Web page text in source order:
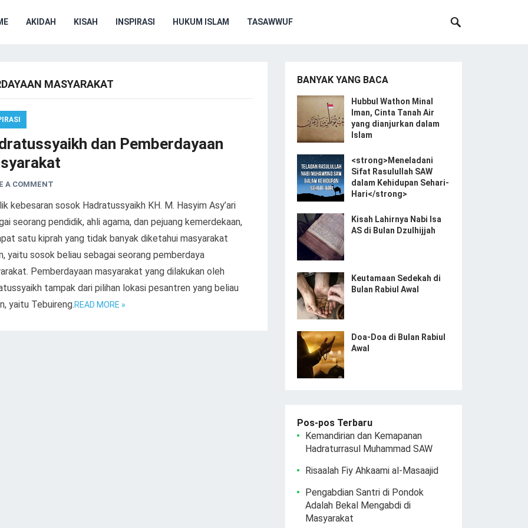
AKIDAH KISAH INSPIRASI HUKUM ISLAM TASAWWUF
MASYARAKAT
dan Pemberdayaan
A COMMENT
kebesaran sosok Hadratussyaikh KH. M. Hasyim Asy’ari
seorang pendidik, ahli agama, dan pejuang kemerdekaan,
satu kiprah yang tidak banyak diketahui masyarakat
yaitu sosok beliau sebagai seorang pemberdaya
Pemberdayaan masyarakat yang dilakukan oleh
tampak dari pilihan lokasi pesantren yang beliau
yaitu Tebuireng.READ MORE »
BANYAK YANG BACA
Hubbul Wathon Minal
Iman, Cinta Tanah Air
yang dianjurkan dalam
Islam
<strong>Meneladani
Sifat Rasulullah SAW
dalam Kehidupan Sehari-
Hari</strong>
Kisah Lahirnya Nabi Isa
AS di Bulan Dzulhijjah
Keutamaan Sedekah di
Bulan Rabiul Awal
Doa-Doa di Bulan Rabiul
Awal
Pos-pos Terbaru
Kemandirian dan Kemapanan
Hadraturrasul Muhammad SAW
Risaalah Fiy Ahkaami al-Masaajid
Pengabdian Santri di Pondok
Adalah Bekal Mengabdi di
Masyarakat